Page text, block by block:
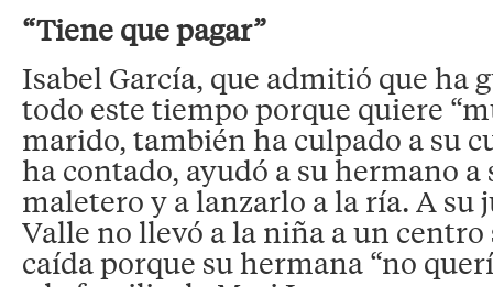
“Tiene que pagar”
Isabel García, que admitió que ha
todo este tiempo porque quiere
marido, también ha culpado a su
ha contado, ayudó a su hermano a
maletero y a lanzarlo a la ría. A su
Valle no llevó a la niña a un
caída porque su hermana “no